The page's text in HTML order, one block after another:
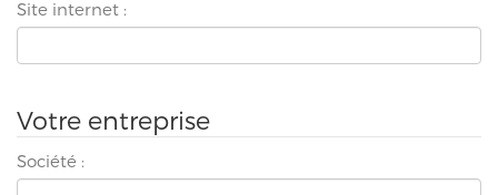
Site internet :
Votre entreprise
Société :